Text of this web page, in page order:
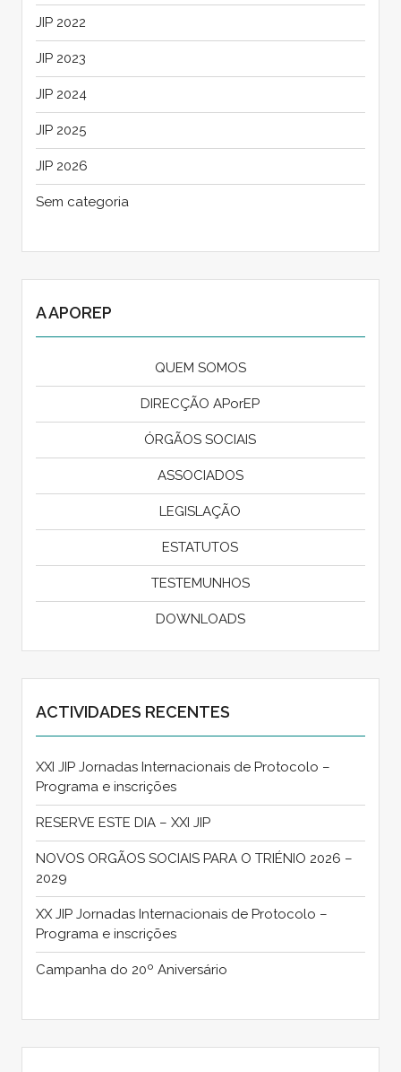
JIP 2022
JIP 2023
JIP 2024
JIP 2025
JIP 2026
Sem categoria
A APOREP
QUEM SOMOS
DIRECÇÃO APorEP
ÓRGÃOS SOCIAIS
ASSOCIADOS
LEGISLAÇÃO
ESTATUTOS
TESTEMUNHOS
DOWNLOADS
ACTIVIDADES RECENTES
XXI JIP Jornadas Internacionais de Protocolo –
Programa e inscrições
RESERVE ESTE DIA – XXI JIP
NOVOS ORGÃOS SOCIAIS PARA O TRIÉNIO 2026 –
2029
XX JIP Jornadas Internacionais de Protocolo –
Programa e inscrições
Campanha do 20º Aniversário